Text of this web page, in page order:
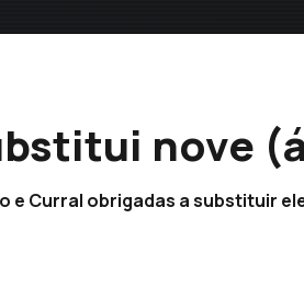
nove
e Curral obrigadas a substituir